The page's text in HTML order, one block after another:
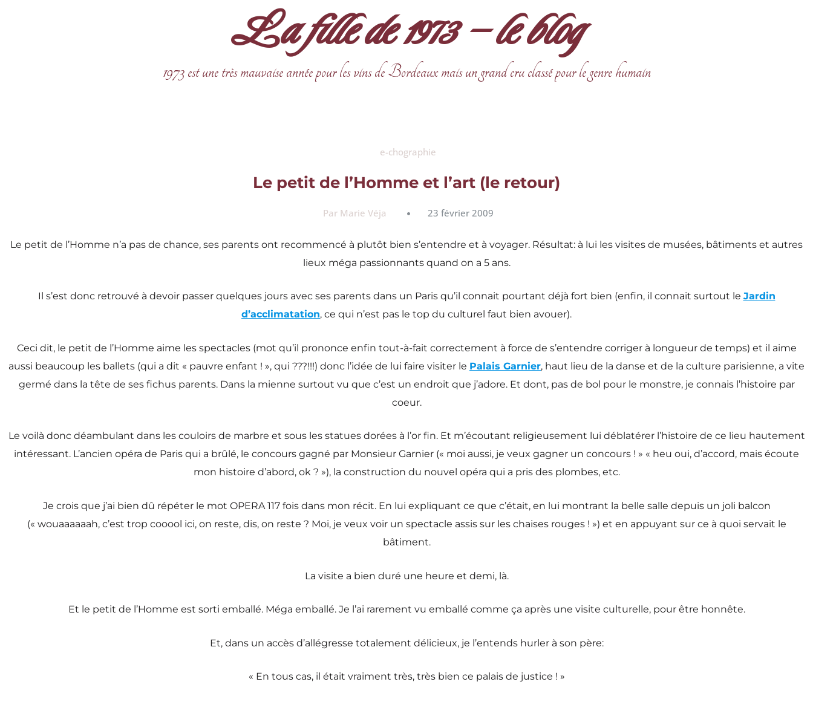
La fille de 1973 – le blog
1973 est une très mauvaise année pour les vins de Bordeaux mais un grand cru classé pour le genre humain
e-chographie
Le petit de l’Homme et l’art (le retour)
Par Marie Véja 23 février 2009
Le petit de l’Homme n’a pas de chance, ses parents ont recommencé à plutôt bien s’entendre et à voyager. Résultat: à lui les visites de musées, bâtiments et autres
lieux méga passionnants quand on a 5 ans.
Il s’est donc retrouvé à devoir passer quelques jours avec ses parents dans un Paris qu’il connait pourtant déjà fort bien (enfin, il connait surtout le Jardin
d’acclimatation, ce qui n’est pas le top du culturel faut bien avouer).
Ceci dit, le petit de l’Homme aime les spectacles (mot qu’il prononce enfin tout-à-fait correctement à force de s’entendre corriger à longueur de temps) et il aime
aussi beaucoup les ballets (qui a dit « pauvre enfant ! », qui ???!!!) donc l’idée de lui faire visiter le Palais Garnier, haut lieu de la danse et de la culture parisienne, a vite
germé dans la tête de ses fichus parents. Dans la mienne surtout vu que c’est un endroit que j’adore. Et dont, pas de bol pour le monstre, je connais l’histoire par
coeur.
Le voilà donc déambulant dans les couloirs de marbre et sous les statues dorées à l’or fin. Et m’écoutant religieusement lui déblatérer l’histoire de ce lieu hautement
intéressant. L’ancien opéra de Paris qui a brûlé, le concours gagné par Monsieur Garnier (« moi aussi, je veux gagner un concours ! » « heu oui, d’accord, mais écoute
mon histoire d’abord, ok ? »), la construction du nouvel opéra qui a pris des plombes, etc.
Je crois que j’ai bien dû répéter le mot OPERA 117 fois dans mon récit. En lui expliquant ce que c’était, en lui montrant la belle salle depuis un joli balcon
(« wouaaaaaah, c’est trop cooool ici, on reste, dis, on reste ? Moi, je veux voir un spectacle assis sur les chaises rouges ! ») et en appuyant sur ce à quoi servait le
bâtiment.
La visite a bien duré une heure et demi, là.
Et le petit de l’Homme est sorti emballé. Méga emballé. Je l’ai rarement vu emballé comme ça après une visite culturelle, pour être honnête.
Et, dans un accès d’allégresse totalement délicieux, je l’entends hurler à son père:
« En tous cas, il était vraiment très, très bien ce palais de justice ! »